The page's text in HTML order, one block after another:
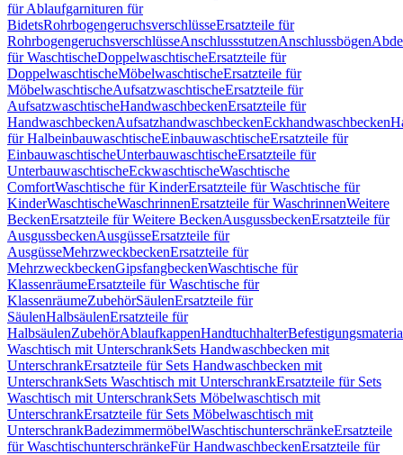
für Ablaufgarnituren für
BidetsRohrbogengeruchsverschlüsseErsatzteile für
RohrbogengeruchsverschlüsseAnschlussstutzenAnschlussbögen
für WaschtischeDoppelwaschtischeErsatzteile für
DoppelwaschtischeMöbelwaschtischeErsatzteile für
MöbelwaschtischeAufsatzwaschtischeErsatzteile für
AufsatzwaschtischeHandwaschbeckenErsatzteile für
HandwaschbeckenAufsatzhandwaschbeckenEckhandwaschbecken
für HalbeinbauwaschtischeEinbauwaschtischeErsatzteile für
EinbauwaschtischeUnterbauwaschtischeErsatzteile für
UnterbauwaschtischeEckwaschtischeWaschtische
ComfortWaschtische für KinderErsatzteile für Waschtische für
KinderWaschtischeWaschrinnenErsatzteile für WaschrinnenWeitere
BeckenErsatzteile für Weitere BeckenAusgussbeckenErsatzteile für
AusgussbeckenAusgüsseErsatzteile für
AusgüsseMehrzweckbeckenErsatzteile für
MehrzweckbeckenGipsfangbeckenWaschtische für
KlassenräumeErsatzteile für Waschtische für
KlassenräumeZubehörSäulenErsatzteile für
SäulenHalbsäulenErsatzteile für
HalbsäulenZubehörAblaufkappenHandtuchhalter
Waschtisch mit UnterschrankSets Handwaschbecken mit
UnterschrankErsatzteile für Sets Handwaschbecken mit
UnterschrankSets Waschtisch mit UnterschrankErsatzteile für Sets
Waschtisch mit UnterschrankSets Möbelwaschtisch mit
UnterschrankErsatzteile für Sets Möbelwaschtisch mit
UnterschrankBadezimmermöbelWaschtischunterschränkeErsatzteile
für WaschtischunterschränkeFür HandwaschbeckenErsatzteile für